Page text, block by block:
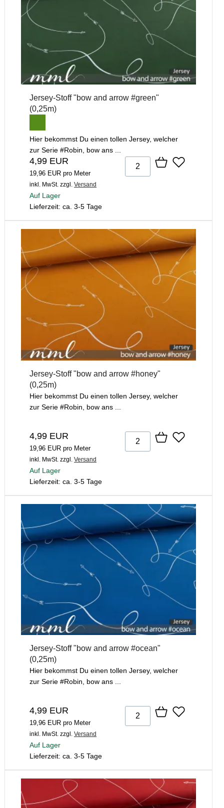
Jersey-Stoff "bow and arrow #green"
(0,25m)
Hier bekommst Du einen tollen Jersey, welcher
zur Serie #Robin, bow ans ...
4,99 EUR
19,96 EUR pro Meter
inkl. MwSt. zzgl. Versand
Auf Lager
Lieferzeit: ca. 3-5 Tage
Jersey-Stoff "bow and arrow #honey"
(0,25m)
Hier bekommst Du einen tollen Jersey, welcher
zur Serie #Robin, bow ans ...
4,99 EUR
19,96 EUR pro Meter
inkl. MwSt. zzgl. Versand
Auf Lager
Lieferzeit: ca. 3-5 Tage
Jersey-Stoff "bow and arrow #ocean"
(0,25m)
Hier bekommst Du einen tollen Jersey, welcher
zur Serie #Robin, bow ans ...
4,99 EUR
19,96 EUR pro Meter
inkl. MwSt. zzgl. Versand
Auf Lager
Lieferzeit: ca. 3-5 Tage